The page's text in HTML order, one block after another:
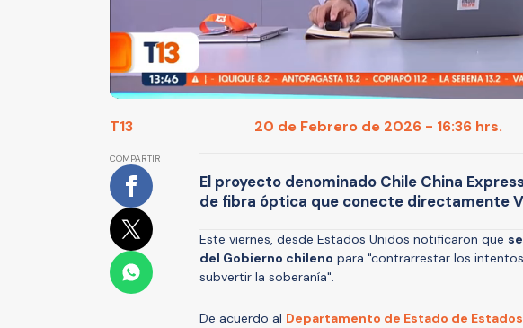
T13 20 de Febrero de 2026 - 16:36 hrs.
COMPARTIR
El proyecto denominado Chile China
de fibra óptica que conecte directamente
Este viernes, desde Estados Unidos notificaron que
del Gobierno chileno para "contrarrestar los
subvertir la soberanía".
De acuerdo al Departamento de Estado de